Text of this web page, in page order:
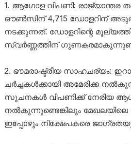
1. ആഗോള വിപണി: രാജ്യാന്തര
ഔൺസിന് 4,715 ഡോളറിന്
നടക്കുന്നത്. ഡോളറിന്റെ
സ്വർണ്ണത്തിന്
2. ഭൗമരാഷ്ട്രീയ സാഹചര്യം:
ചർച്ചകൾക്കായി അമേരിക്ക
സൂചനകൾ വിപണിക്ക് നേരിയ
നൽകുന്നുണ്ടെങ്കിലും
ഇപ്പോഴും നിക്ഷേപകരെ